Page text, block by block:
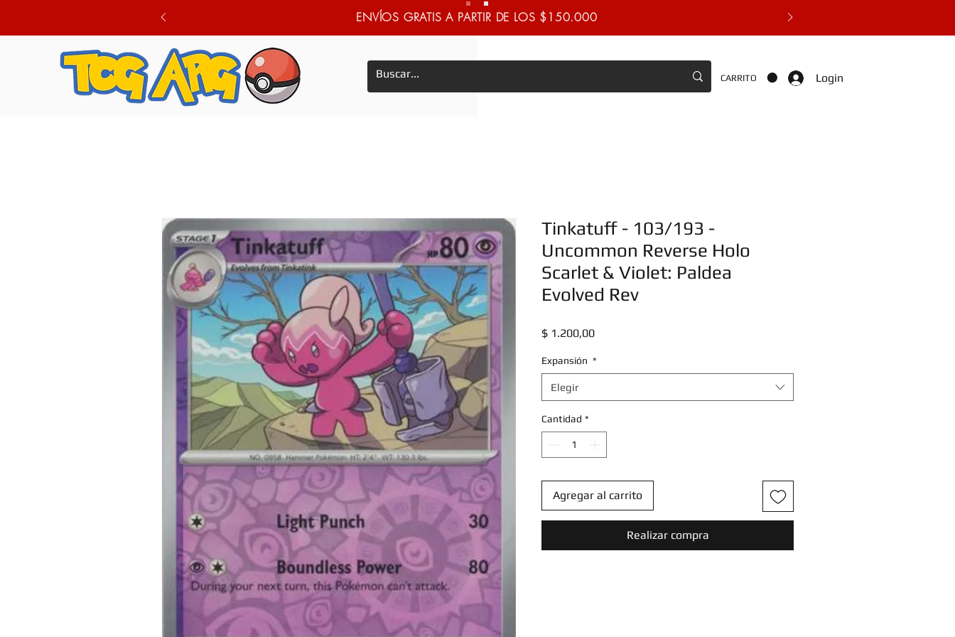
ENVÍOS GRATIS A PARTIR DE LOS $150.000
CARRITO Login
Tinkatuff - 103/193 -
Uncommon Reverse Holo
Scarlet & Violet: Paldea
Evolved Rev
$ 1.200,00Precio
Expansión *
Elegir
Cantidad *
Agregar al carrito
Realizar compra